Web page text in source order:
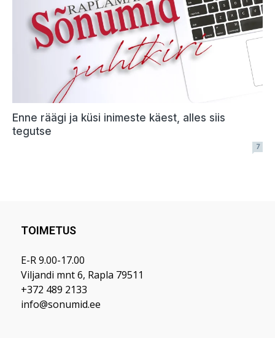
TOIMETUS
E-R 9.00-17.00
Viljandi mnt 6, Rapla 79511
+372 489 2133
info@sonumid.ee